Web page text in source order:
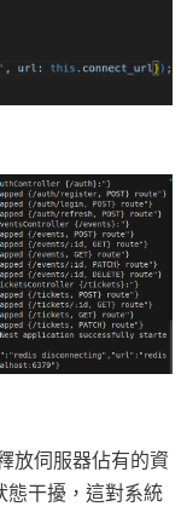
放伺服器佔有的資
態干擾，這對系統